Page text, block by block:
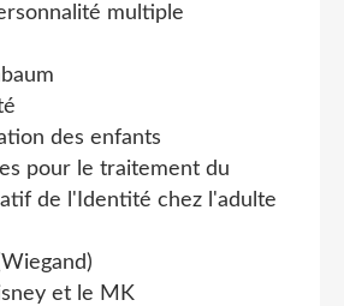
multiple
des enfants
pour le traitement du
de l'Identité chez l'adulte
et le MK